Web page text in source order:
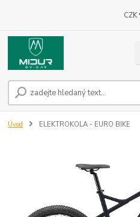
CZK
Úvod ELEKTROKOLA - EURO BIKE